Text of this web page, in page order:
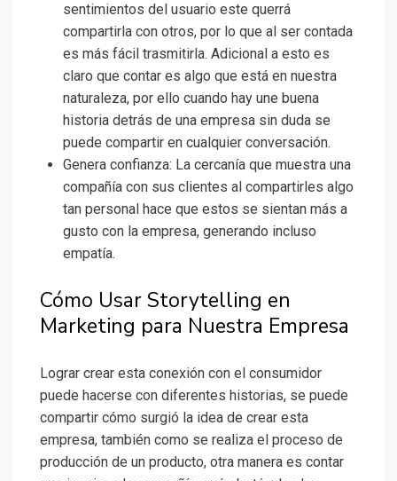
sentimientos del usuario este querrá
compartirla con otros, por lo que al ser contada
es más fácil trasmitirla. Adicional a esto es
claro que contar es algo que está en nuestra
naturaleza, por ello cuando hay une buena
historia detrás de una empresa sin duda se
puede compartir en cualquier conversación.
Genera confianza: La cercanía que muestra una
compañía con sus clientes al compartirles algo
tan personal hace que estos se sientan más a
gusto con la empresa, generando incluso
empatía.
Cómo Usar Storytelling en
Marketing para Nuestra Empresa
Lograr crear esta conexión con el consumidor
puede hacerse con diferentes historias, se puede
compartir cómo surgió la idea de crear esta
empresa, también como se realiza el proceso de
producción de un producto, otra manera es contar